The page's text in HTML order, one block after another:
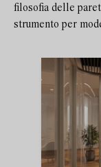
filosofia delle
strumento per